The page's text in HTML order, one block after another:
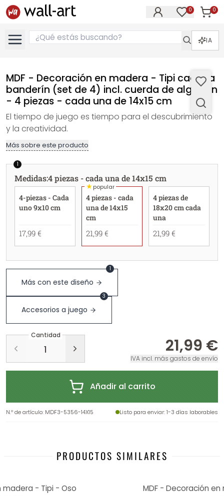
0 0
IA
MDF - Decoración en madera - Tipi cadena
banderín (set de 4) incl. cuerda de algodón
- 4 piezas - cada una de 14x15 cm
El tiempo de juego es tiempo para el descubrimiento
y la creatividad.
Más sobre este producto
1
Medidas:4 piezas - cada una de 14x15 cm
4-piezas - Cada
uno 9x10 cm
17,99 €
★popular
4 piezas - cada
una de 14x15
cm
21,99 €
4 piezas de
18x20 cm cada
una
21,99 €
Más con este diseño
1
Accesorios a juego
3
Cantidad
21,99 €
IVA incl. más gastos de envío
Añadir al carrito
N.º de artículo: MDF3-5356-14X15 Listo para enviar: 1-3 días laborables
PRODUCTOS SIMILARES
madera - Tipi - Oso
MDF - Decoración